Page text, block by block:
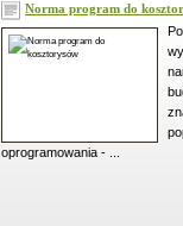
Norma program do
oprogramowania - ...